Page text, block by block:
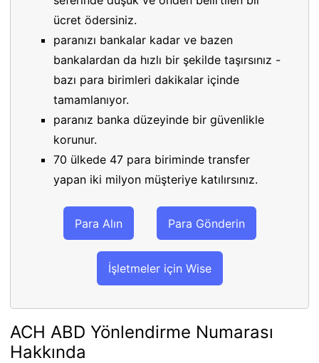
ücret ödersiniz.
paranızı bankalar kadar ve bazen
bankalardan da hızlı bir şekilde taşırsınız -
bazı para birimleri dakikalar içinde
tamamlanıyor.
paranız banka düzeyinde bir güvenlikle
korunur.
70 ülkede 47 para biriminde transfer
yapan iki milyon müşteriye katılırsınız.
Para Alın Para Gönderin
İşletmeler için Wise
ACH ABD Yönlendirme Numarası
Hakkında